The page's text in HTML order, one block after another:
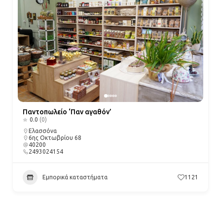
Παντοπωλείο ‘Παν αγαθόν’
0.0 (0)
Ελασσόνα
6ης Οκτωβρίου 68
40200
2493024154
Εμπορικά καταστήματα 1121